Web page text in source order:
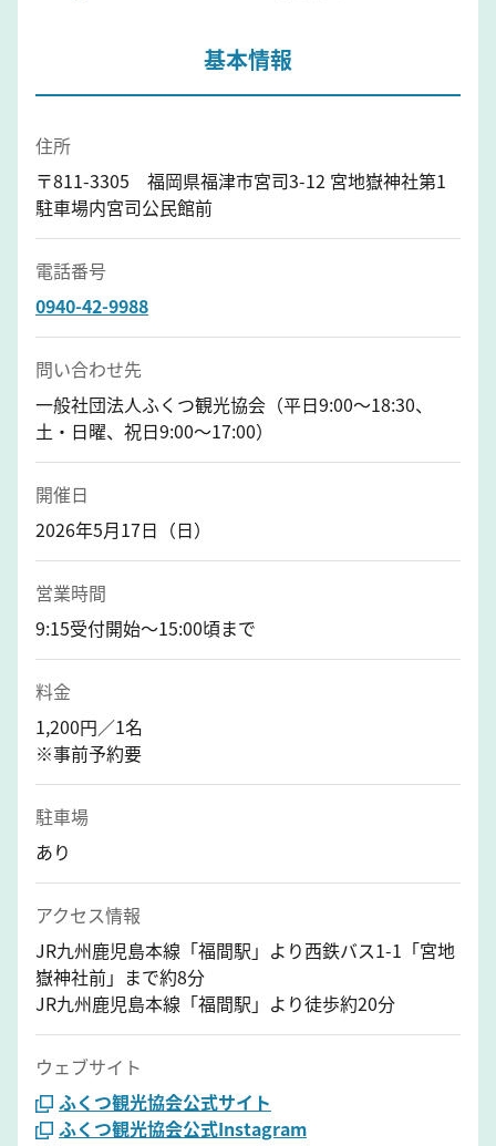
基本情報
住所
〒811-3305 福岡県福津市宮司3-12 宮地嶽神社第1
駐車場内宮司公民館前
電話番号
0940-42-9988
問い合わせ先
一般社団法人ふくつ観光協会（平日9:00～18:30、
土・日曜、祝日9:00～17:00）
開催日
2026年5月17日（日）
営業時間
9:15受付開始～15:00頃まで
料金
1,200円／1名
※事前予約要
駐車場
あり
アクセス情報
JR九州鹿児島本線「福間駅」より西鉄バス1-1「宮地
嶽神社前」まで約8分
JR九州鹿児島本線「福間駅」より徒歩約20分
ウェブサイト
ふくつ観光協会公式サイト
ふくつ観光協会公式Instagram